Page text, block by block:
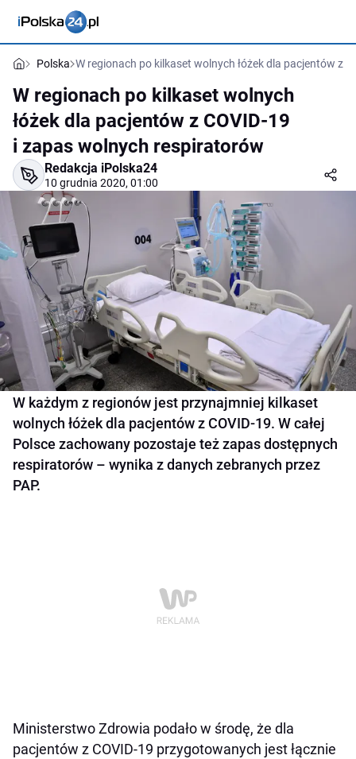
Polska W regionach po kilkaset wolnych łóżek dla pacjentów z
W regionach po kilkaset wolnych
łóżek dla pacjentów z COVID-19
i zapas wolnych respiratorów
Redakcja iPolska24
10 grudnia 2020, 01:00
W każdym z regionów jest przynajmniej kilkaset
wolnych łóżek dla pacjentów z COVID-19. W całej
Polsce zachowany pozostaje też zapas dostępnych
respiratorów – wynika z danych zebranych przez
PAP.
Ministerstwo Zdrowia podało w środę, że dla
pacjentów z COVID-19 przygotowanych jest łącznie